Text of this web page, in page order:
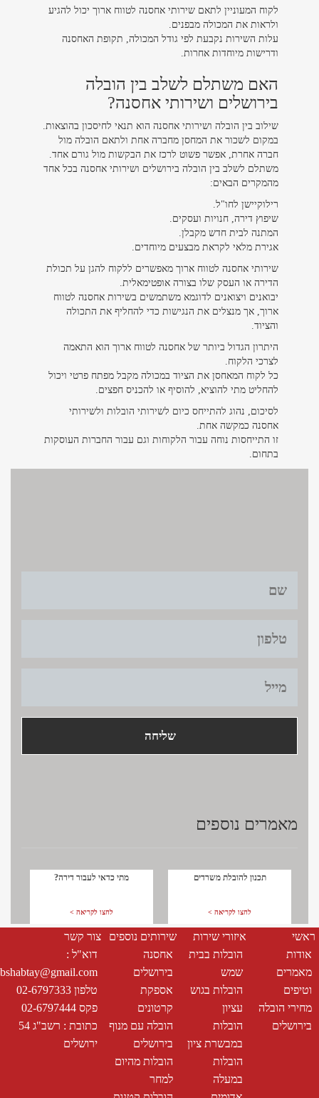
לקוח המעוניין לתאם שירותי אחסנה לטווח ארוך יכול להגיע
ולראות את המכולה מבפנים.
עלות השירות נקבעת לפי גודל המכולה, תקופת האחסנה
ודרישות מיוחדות אחרות.
האם משתלם לשלב בין הובלה
בירושלים ושירותי אחסנה?
שילוב בין הובלה ושירותי אחסנה הוא תנאי לחיסכון בהוצאות.
במקום לשכור את המחסן מחברה אחת ולתאם הובלה מול
חברה אחרת, אפשר פשוט לרכז את הבקשות מול גורם אחד.
משתלם לשלב בין הובלה בירושלים ושירותי אחסנה בכל אחד
מהמקרים הבאים:
רילוקיישן לחו"ל.
שיפוץ דירה, חנויות ועסקים.
המתנה לבית חדש מקבלן.
אגירת מלאי לקראת מבצעים מיוחדים.
שירותי אחסנה לטווח ארוך מאפשרים ללקוח להגן על תכולת
הדירה או העסק שלו בצורה אופטימאלית.
יבואנים ויצואנים לדוגמא משתמשים בשירות אחסנה לטווח
ארוך, אך מנצלים את הנגישות כדי להחליף את התכולה
והציוד.
היתרון הגדול ביותר של אחסנה לטווח ארוך הוא התאמה
לצרכי הלקוח.
כל לקוח המאחסן את הציוד במכולה מקבל מפתח פרטי ויכול
להחליט מתי להוציא, להוסיף או להכניס חפצים.
לסיכום, נהוג להתייחס כיום לשירותי הובלות ולשירותי
אחסנה כמקשה אחת.
זו התייחסות נוחה עבור הלקוחות וגם עבור החברות העוסקות
בתחום.
מאמרים נוספים
לחצו לקריאה >
מתי כדאי לעבור דירה?
לחצו לקריאה >
תכנון להובלת משרדים
ראשי
אודות
מאמרים
וטיפים
מחירי הובלה
בירושלים
איזורי שירות
הובלות בבית
שמש
הובלות בגוש
עציון
הובלות
במבשרת ציון
הובלות
במעלה
שירותים נוספים
אחסנה
בירושלים
אספקת
קרטונים
הובלה עם מנוף
בירושלים
הובלות מהיום
למחר
צור קשר
דוא"ל :
bshabtay@gmail.com
טלפון 02-6797333
פקס 02-6797444
כתובת : רשב"ג 54
ירושלים